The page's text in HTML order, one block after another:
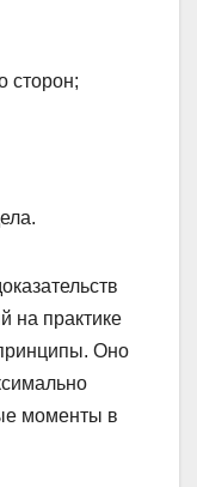
сторон;
на практике
Оно
моменты в